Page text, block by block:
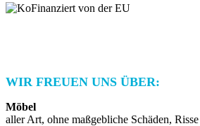
WIR FREUEN UNS ÜBER:
Möbel
aller Art, ohne maßgebliche Schäden,